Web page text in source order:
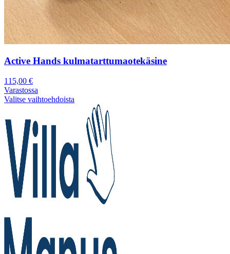
Active Hands kulmatarttumaotekäsine
115,00 €
Varastossa
Valitse vaihtoehdoista